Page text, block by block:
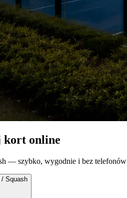
kort online
— szybko, wygodnie i bez telefonów
Squash